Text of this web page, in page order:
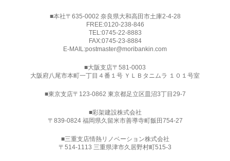
■本社〒635-0002 奈良県大和高田市土庫2-4-28
FREE:0120-238-846
TEL:0745-22-8883
FAX:0745-23-8884
E-MAIL:postmaster@moribankin.com
■大阪支店〒581-0003
大阪府八尾市本町一丁目４番１号 ＹＬＢタニムラ １０１号室
■東京支店〒123-0862 東京都足立区皿沼3丁目29-7
■彩架建設株式会社
〒839-0824 福岡県久留米市善導寺町飯田754-27
■三重支店情熱リノベーション株式会社
〒514-1113 三重県津市久居野村町515-3